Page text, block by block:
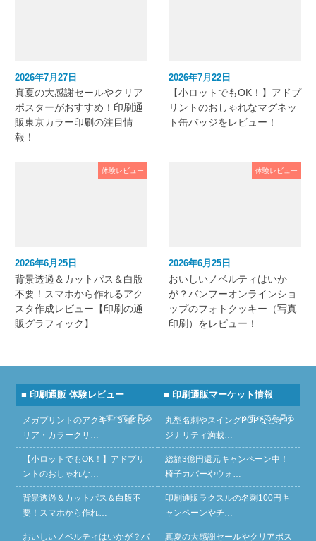
2026年7月27日
真夏の大感謝セールやクリア
ポスターがおすすめ！印刷通
販東京カラー印刷の注目情
報！
2026年7月22日
【小ロットでもOK！】アドプ
リントのおしゃれなマグネッ
ト缶バッジをレビュー！
体験レビュー
2026年6月25日
背景透過＆カットパス＆白版
不要！スマホから作れるアク
スタ作成レビュー【印刷の通
販グラフィック】
体験レビュー
2026年6月25日
おいしいノベルティはいか
が？バンフーオンラインショ
ップのフォトクッキー（写真
印刷）をレビュー！
■ 印刷通販 体験レビュー
» すべてを見る
メガプリントのアクキー３種（ク
リア・カラークリ…
【小ロットでもOK！】アドプリ
ントのおしゃれな…
背景透過＆カットパス＆白版不
要！スマホから作れ…
おいしいノベルティはいかが？バ
■ 印刷通販マーケット情報
» すべてを見る
丸型名刺やスイングPOPなどオリ
ジナリティ満載…
総額3億円還元キャンペーン中！
椅子カバーやウォ…
印刷通販ラクスルの名刺100円キ
ャンペーンやチ…
真夏の大感謝セールやクリアポス